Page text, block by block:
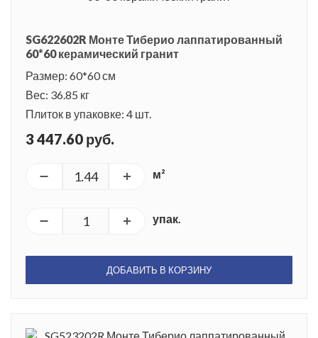
SG622602R Монте Тиберио лаппатированный
60*60 керамический гранит
Размер: 60*60 см
Вес: 36.85 кг
Плиток в упаковке: 4 шт.
3 447.60 руб.
м²
упак.
ДОБАВИТЬ В КОРЗИНУ